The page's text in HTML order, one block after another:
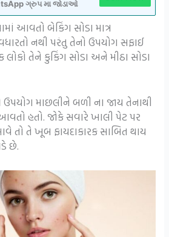
ગ્રુપ મા જોડાઓ
આવતો બેકિંગ સોડા માત્ર
વધારતો નથી પરંતુ તેનો ઉપયોગ સફાઈ
તેને કુકિંગ સોડા અને મીઠા સોડા
માછલીને બળી ના જાય તેનાથી
હતો. જોકે સવારે ખાલી પેટ પર
તો તે ખૂબ ફાયદાકારક સાબિત થાય
છે.